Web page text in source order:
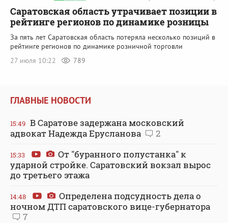
Саратовская область утрачивает позиции в
рейтинге регионов по динамике розницы
За пять лет Саратовская область потеряла несколько позиций в
рейтинге регионов по динамике розничной торговли
27 июля 10:22
789
ГЛАВНЫЕ НОВОСТИ
15:49 В Саратове задержана московский
адвокат Надежда Ерусланова
2
15:33
От "буранного полустанка" к
ударной стройке. Саратовский вокзал вырос
до третьего этажа
14:48
Определена подсудность дела о
ночном ДТП саратовского вице-губернатора
7